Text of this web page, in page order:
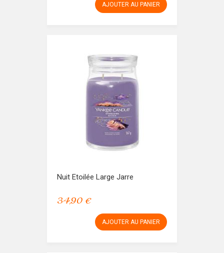
AJOUTER AU PANIER
Nuit Etoilée Large Jarre
34,90 €
AJOUTER AU PANIER